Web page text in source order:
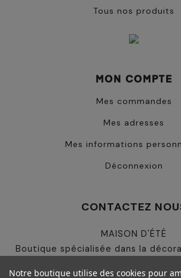
Notre boutique utilise des cookies pour
Tous nos produits
MON COMPTE
Mes commandes
Mes adresses
Mes informations
Déconnexion
CONTACTEZ
MAISON D'ÉTÉ
Boutique spécialisée dans la
501, Avenue de l'Héliport, Résidence du